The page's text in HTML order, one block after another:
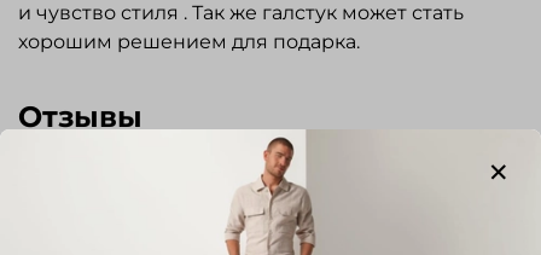
и чувство стиля . Так же галстук может стать
хорошим решением для подарка.
Отзывы
Отзывов еще никто не оставлял